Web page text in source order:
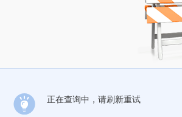
正在查询中，请刷新重试